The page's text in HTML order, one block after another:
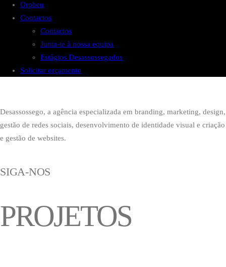
Orpheu
Contactos
Contactos
Junta-te à nossa equipa
Estágios Desassossegados
Solicitar orçamento
Desassossego, a agência especializada em branding, marketing, design,
gestão de redes sociais, desenvolvimento de identidade visual e criação
e gestão de websites.
SIGA-NOS
PROJETOS